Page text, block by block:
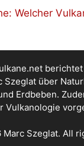
Welcher
Szeglat über
Erdbeben.
Vulkanologie
Szeglat. All